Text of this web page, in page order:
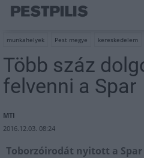
munkahelyek Pest megye kereskedelem
Több száz
felvenni a Spar
MTI
2016.12.03. 08:24
Toborzóirodát nyitott a Spar